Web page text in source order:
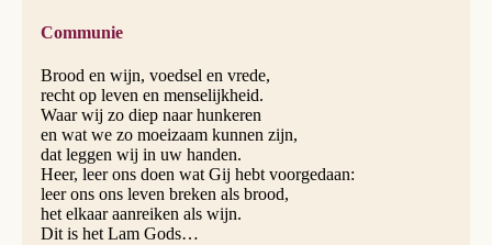
Communie
Brood en wijn, voedsel en vrede,
recht op leven en menselijkheid.
Waar wij zo diep naar hunkeren
en wat we zo moeizaam kunnen zijn,
dat leggen wij in uw handen.
Heer, leer ons doen wat Gij hebt voorgedaan:
leer ons ons leven breken als brood,
het elkaar aanreiken als wijn.
Dit is het Lam Gods…